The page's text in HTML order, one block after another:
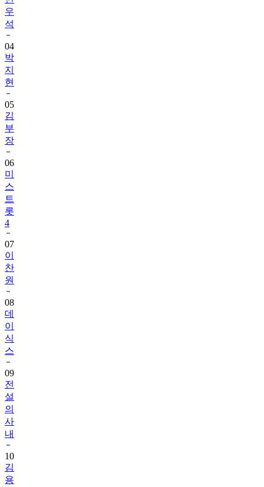
석
04
박
지
현
05
김
부
장
06
미
스
트
롯
4
07
이
찬
원
08
데
이
식
스
09
전
설
의
사
내
10
김
용
빈